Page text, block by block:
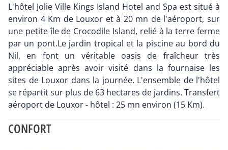
L'hôtel Jolie Ville Kings Island Hotel and Spa est situé à
environ 4 Km de Louxor et à 20 mn de l'aéroport, sur
une petite île de Crocodile Island, relié à la terre ferme
par un pont.Le jardin tropical et la piscine au bord du
Nil, en font un véritable oasis de fraîcheur très
appréciable après avoir visité dans la fournaise les
sites de Louxor dans la journée. L'ensemble de l'hôtel
se répartit sur plus de 63 hectares de jardins. Transfert
aéroport de Louxor - hôtel : 25 mn environ (15 Km).
CONFORT